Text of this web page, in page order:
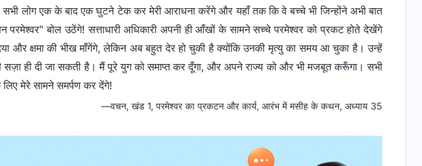
लोग एक के बाद एक घुटने टेक कर मेरी आराधना करेंगे और यहाँ तक कि वे बच्चे भी जिन्होंने अभी बात
परमेश्वर" बोल उठेंगे! सत्ताधारी अधिकारी अपनी ही आँखों के सामने सच्चे परमेश्वर को प्रकट होते देखेंगे
और क्षमा की भीख माँगेंगे, लेकिन अब बहुत देर हो चुकी है क्योंकि उनकी मृत्यु का समय आ चुका है। उन्हें
ही दी जा सकती है। मैं पूरे युग को समाप्त कर दूँगा, और अपने राज्य को और भी मजबूत करूँगा। सभी
मेरे सामने समर्पण कर देंगे!
—वचन, खंड 1, परमेश्वर का प्रकटन और कार्य, आरंभ में मसीह के कथन, अध्याय 35